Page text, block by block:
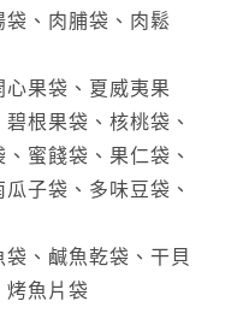
、肉脯袋、肉鬆
果袋、夏威夷果
根果袋、核桃袋、
蜜餞袋、果仁袋、
子袋、多味豆袋、
、鹹魚乾袋、干貝
烤魚片袋